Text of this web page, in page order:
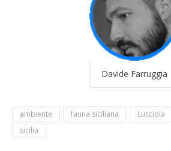
Davide Farruggia
ambiente fauna siciliana Lucciola
sicilia